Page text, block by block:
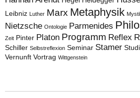
Leibniz Luther Marx Metaphysik
Nietzsche Ontologie Parmenides
Zeit Pinter Platon Programm Reflex
Schiller Selbstreflexion Seminar Stamer
Vernunft Vortrag Wittgenstein